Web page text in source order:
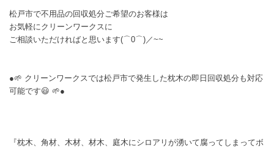
松戸市で不用品の回収処分ご希望のお客様は
お気軽にクリーンワークスに
ご相談いただければと思います(⌒0⌒)／~~
●🌱 クリーンワークスでは松戸市で発生した枕木の即日回収処分も対応
可能です😃 🌱●
『枕木、角材、木材、材木、庭木にシロアリが湧いて腐ってしまってボ